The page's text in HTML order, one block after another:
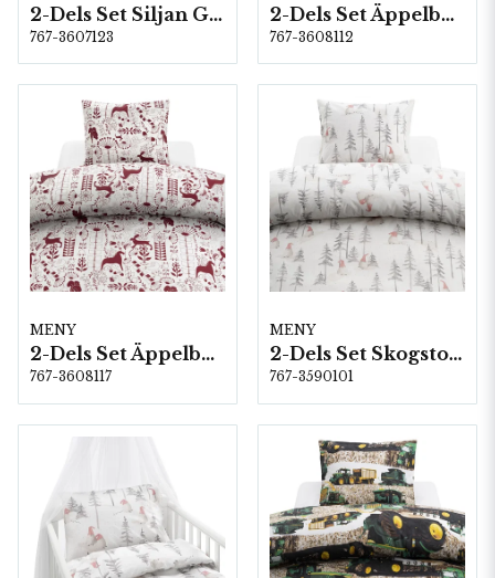
2-Dels Set Siljan Grå
767-3607123
2-Dels Set Äppelbo Marinblå
767-3608112
MENY
2-Dels Set Äppelbo Röd
767-3608117
MENY
2-Dels Set Skogstomte Vit/Grå
767-3590101